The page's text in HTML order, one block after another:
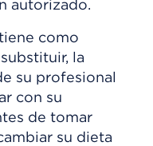
autorizado.
como
la
su profesional
con su
de tomar
su dieta